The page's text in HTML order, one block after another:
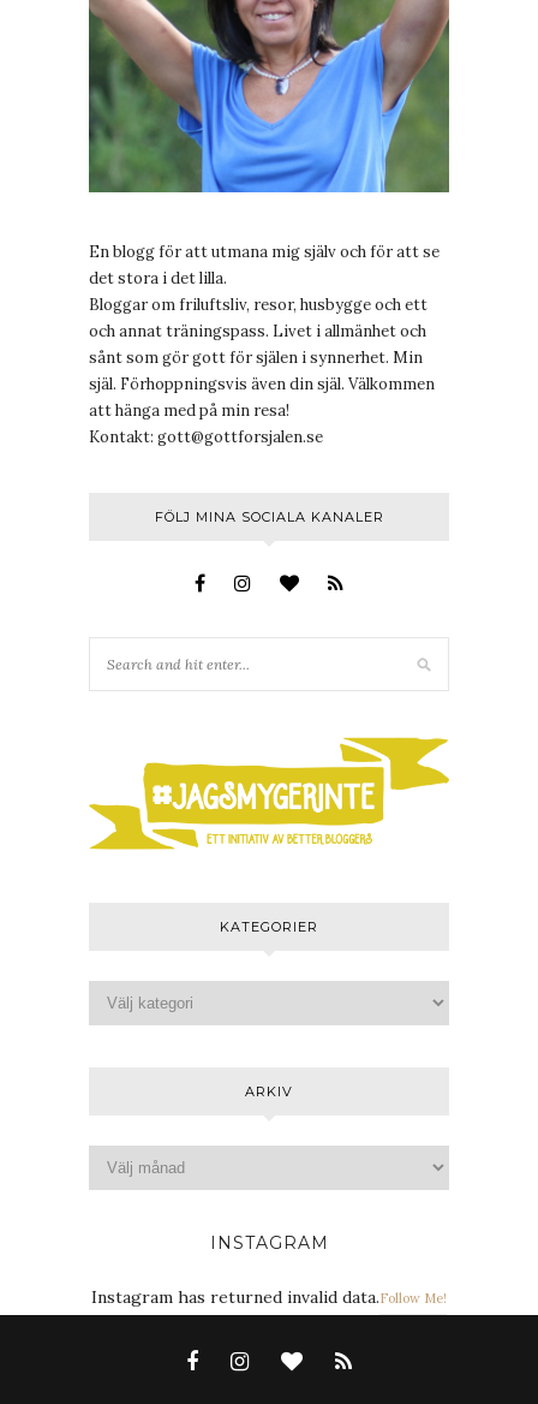
En blogg för att utmana mig själv och för att se
det stora i det lilla.
Bloggar om friluftsliv, resor, husbygge och ett
och annat träningspass. Livet i allmänhet och
sånt som gör gott för själen i synnerhet. Min
själ. Förhoppningsvis även din själ. Välkommen
att hänga med på min resa!
Kontakt: gott@gottforsjalen.se
FÖLJ MINA SOCIALA KANALER
KATEGORIER
ARKIV
INSTAGRAM
Instagram has returned invalid data.Follow Me!